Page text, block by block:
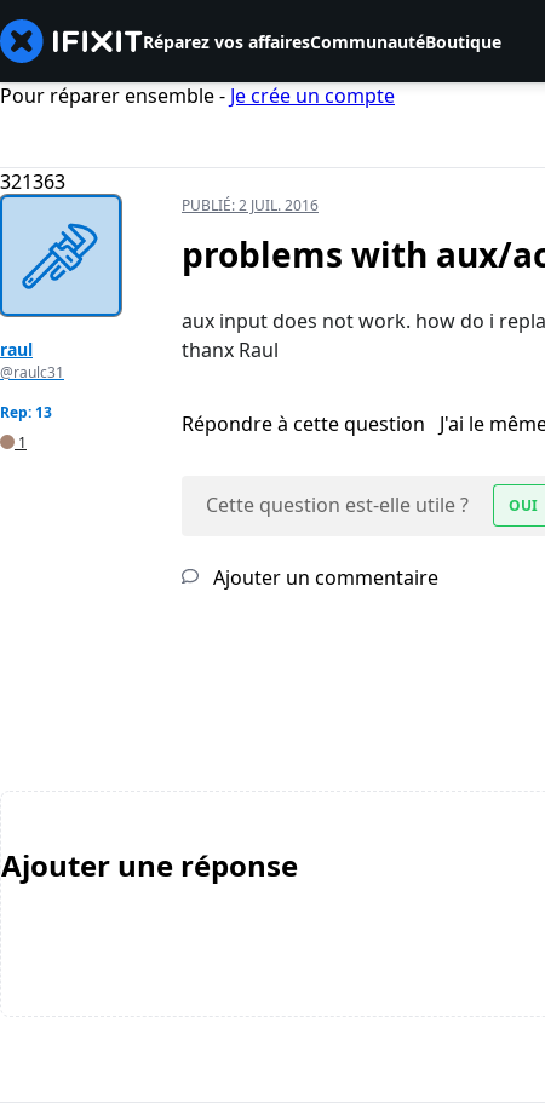
Réparez vos affairesCommunautéBoutique
Pour réparer ensemble - Je crée un compte
321363
raul
@raulc31
Rep: 13
1
PUBLIÉ:2 JUIL. 2016
problems with aux/
aux input does not work. how do i
thanx Raul
Répondre à cette question J'ai le
Cette question est-elle utile ? OUI
Ajouter un commentaire
Ajouter une réponse